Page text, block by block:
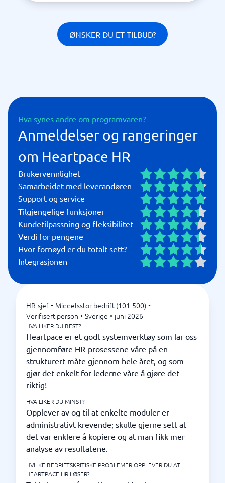
ØNSKER DU ET TILBUD?
Hva synes andre om programvaren?
Anmeldelser og rangeringer
om Heartpace HR
Brukervennlighet
Samarbeidet med leverandøren
Support og service
Tilgjengelige funksjoner
Kundetilpassning og fleksibilitet
Verdi for pengene
Hvor fornøyd er du totalt sett?
Integrasjonen
HR-sjef • Middelsstor bedrift (101-500) •
Verifisert person • Sverige • juni 2026
HVA LIKER DU BEST?
Heartpace er et godt systemverktøy som lar oss
gjennomføre HR-prosessene våre på en
strukturert måte gjennom hele året, og som
gjør det enkelt for lederne våre å gjøre det
riktig!
HVA LIKER DU MINST?
Opplever av og til at enkelte moduler er
administrativt krevende; skulle gjerne sett at
det var enklere å kopiere og at man fikk mer
analyse av resultatene.
HVILKE BEDRIFTSKRITISKE PROBLEMER OPPLEVER DU AT
HEARTPACE HR LØSER?